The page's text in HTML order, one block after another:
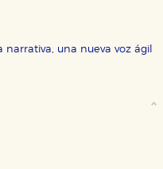
una nueva voz ágil